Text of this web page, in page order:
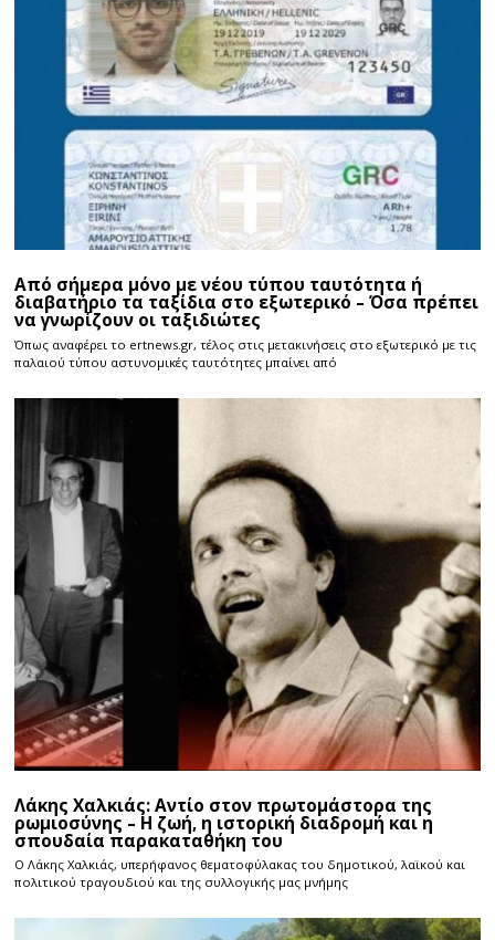
Από σήμερα μόνο με νέου τύπου ταυτότητα ή
διαβατήριο τα ταξίδια στο εξωτερικό – Όσα πρέπει
να γνωρίζουν οι ταξιδιώτες
Όπως αναφέρει το ertnews.gr, τέλος στις μετακινήσεις στο εξωτερικό με τις
παλαιού τύπου αστυνομικές ταυτότητες μπαίνει από
Λάκης Χαλκιάς: Αντίο στον πρωτομάστορα της
ρωμιοσύνης – Η ζωή, η ιστορική διαδρομή και η
σπουδαία παρακαταθήκη του
Ο Λάκης Χαλκιάς, υπερήφανος θεματοφύλακας του δημοτικού, λαϊκού και
πολιτικού τραγουδιού και της συλλογικής μας μνήμης